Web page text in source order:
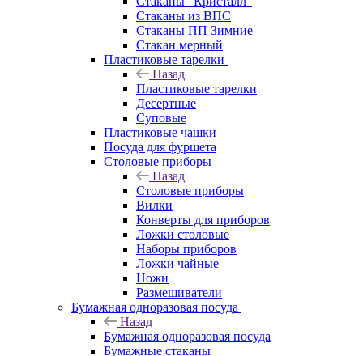
Стаканы из ВПС
Стаканы ПП Зимние
Стакан мерный
Пластиковые тарелки
Назад
Пластиковые тарелки
Десертные
Суповые
Пластиковые чашки
Посуда для фуршета
Столовые приборы
Назад
Столовые приборы
Вилки
Конверты для приборов
Ложки столовые
Наборы приборов
Ложки чайные
Ножи
Размешиватели
Бумажная одноразовая посуда
Назад
Бумажная одноразовая посуда
Бумажные стаканы